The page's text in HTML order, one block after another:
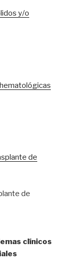
y/o
de
de
clínicos